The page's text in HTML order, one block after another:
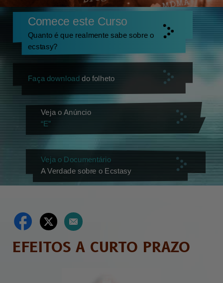
Comece este Curso
Quanto é que realmente sabe sobre o
ecstasy?
Faça downloaddo folheto
Veja o Anúncio
“E”
Veja o Documentário
A Verdade sobre o Ecstasy
EFEITOS A CURTO PRAZO